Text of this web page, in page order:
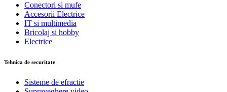
Conectori si mufe
Accesorii Electrice
IT si multimedia
Bricolaj si hobby
Electrice
Tehnica de securitate
Sisteme de efractie